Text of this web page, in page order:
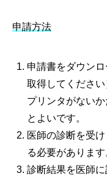
申請方法
申請書をダウン
取得してください
プリンタがないか
とよいです。
医師の診断を受
る必要があります
診断結果を医師